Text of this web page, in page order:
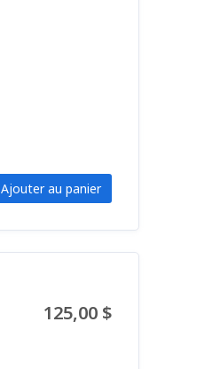
Ajouter au panier
125,00 $